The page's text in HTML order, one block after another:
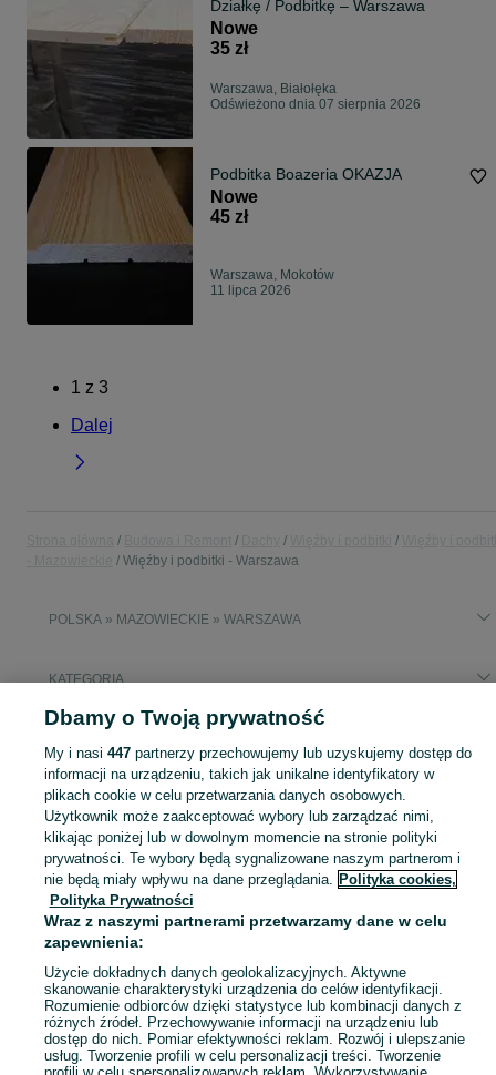
Działkę / Podbitkę – Warszawa
Nowe
35 zł
Warszawa, Białołęka
Odświeżono dnia 07 sierpnia 2026
Podbitka Boazeria OKAZJA
Nowe
45 zł
Warszawa, Mokotów
11 lipca 2026
1 z 3
Dalej
Więźby i podbitki - Warszawa
POLSKA » MAZOWIECKIE » WARSZAWA
KATEGORIA
Popularne wyszukiwania
łaty kontrłaty
Sprzedaż więźb i podbitek dachowych Warszawa ▶️ Szeroki wybór produktów ✅ Nowe i używane w atrakcyjnych cenach ✌ Sprawdź oferty i kupuj na OLX.pl! Zobacz
Mapa kategorii
Mapa miejscowości
Mapa ministron
Popularne wyszukiwania
Dbamy o Twoją prywatność
My i nasi 447partnerzy przechowujemy lub uzyskujemy dostęp do
informacji na urządzeniu, takich jak unikalne identyfikatory w
plikach cookie w celu przetwarzania danych osobowych.
Użytkownik może zaakceptować wybory lub zarządzać nimi,
klikając poniżej lub w dowolnym momencie na stronie polityki
prywatności. Te wybory będą sygnalizowane naszym partnerom i
nie będą miały wpływu na dane przeglądania. Polityka cookies,
Polityka Prywatności
Wraz z naszymi partnerami przetwarzamy dane w celu
zapewnienia:
Użycie dokładnych danych geolokalizacyjnych. Aktywne
skanowanie charakterystyki urządzenia do celów identyfikacji.
Rozumienie odbiorców dzięki statystyce lub kombinacji danych z
różnych źródeł. Przechowywanie informacji na urządzeniu lub
dostęp do nich. Pomiar efektywności reklam. Rozwój i ulepszanie
usług. Tworzenie profili w celu personalizacji treści. Tworzenie